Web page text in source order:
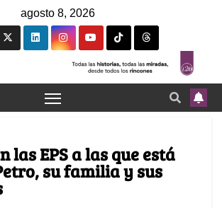
agosto 8, 2026
las EPS a las que está
su familia y sus